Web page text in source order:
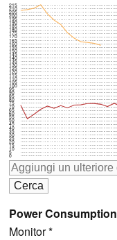
0
5
10
15
20
25
30
35
40
45
50
55
60
65
70
75
80
85
90
95
100
105
110
115
120
125
130
135
140
145
150
155
160
165
170
175
180
185
190
195
200
205
210
215
Power Consumption
Monitor *